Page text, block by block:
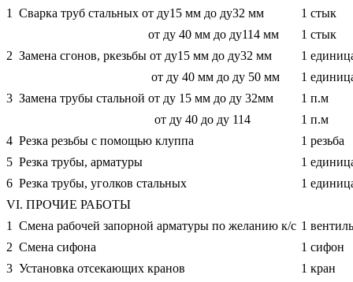
1
Сварка труб стальных от ду15 мм до ду32 мм
1 стык
от ду 40 мм до ду114 мм
1 стык
2 Замена сгонов, ркезьбы от ду15 мм до ду32 мм
1
от ду 40 мм до ду 50 мм
1
3 Замена трубы стальной от ду 15 мм до ду 32мм
1 п.м
от ду 40 до ду 114
1 п.м
4 Резка резьбы с помощью клуппа
1 резьба
5 Резка трубы, арматуры
1
6 Резка трубы, уголков стальных
1
VI. ПРОЧИЕ РАБОТЫ
1
Смена рабочей запорной арматуры по желанию к/с 1 вентиль
2 Смена сифона
1 сифон
3 Установка отсекающих кранов 1 кран